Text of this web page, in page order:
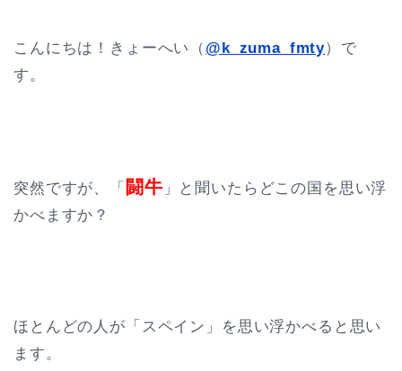
こんにちは！きょーへい（ @k_zuma_fmty）で
す。
突然ですが、「 闘牛 」と聞いたらどこの国を思い浮
かべますか？
ほとんどの人が「スペイン」を思い浮かべると思い
ます。